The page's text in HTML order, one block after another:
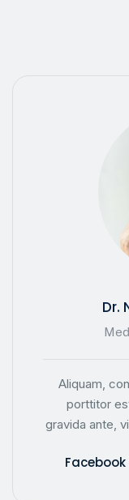
Dr.
Aliquam,
porttitor
gravida ante,
Facebook